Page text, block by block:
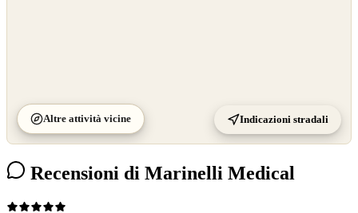
Altre attività vicine Indicazioni stradali
Recensioni di Marinelli Medical